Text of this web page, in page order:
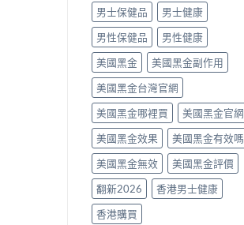
男士保健品
男士健康
男性保健品
男性健康
美國黑金
美國黑金副作用
美國黑金台灣官網
美國黑金哪裡買
美國黑金官網
美國黑金效果
美國黑金有效嗎
美國黑金無效
美國黑金評價
翻新2026
香港男士健康
香港購買